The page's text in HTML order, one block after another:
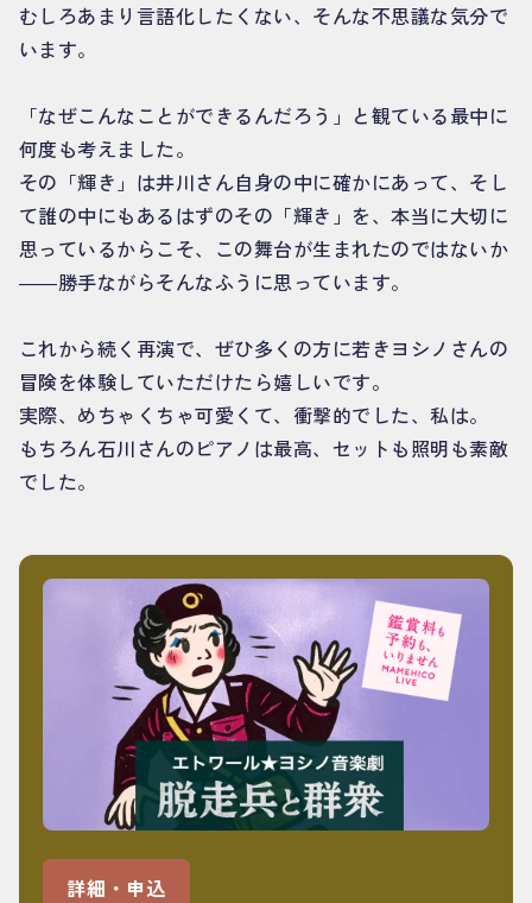
むしろあまり言語化したくない、そんな不思議な気分で
います。
「なぜこんなことができるんだろう」と観ている最中に
何度も考えました。
その「輝き」は井川さん自身の中に確かにあって、そし
て誰の中にもあるはずのその「輝き」を、本当に大切に
思っているからこそ、この舞台が生まれたのではないか
――勝手ながらそんなふうに思っています。
これから続く再演で、ぜひ多くの方に若きヨシノさんの
冒険を体験していただけたら嬉しいです。
実際、めちゃくちゃ可愛くて、衝撃的でした、私は。
もちろん石川さんのピアノは最高、セットも照明も素敵
でした。
詳細・申込